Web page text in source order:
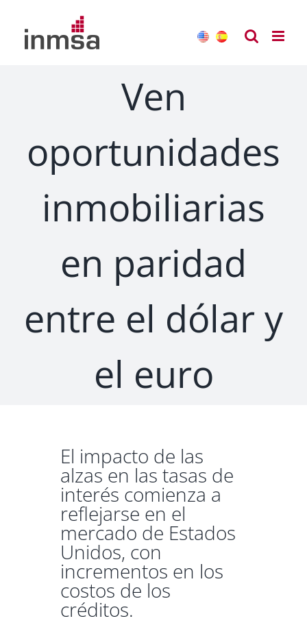
contenido
Ven
oportunidades
inmobiliarias
en paridad
entre el dólar y
el euro
El impacto de las
alzas en las tasas de
interés comienza a
reflejarse en el
mercado de Estados
Unidos, con
incrementos en los
costos de los
créditos.